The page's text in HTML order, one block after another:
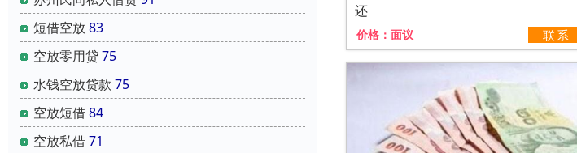
短借空放83
空放零用贷75
水钱空放贷款 75
空放短借84
空放私借71
还
价格： 面议 联系